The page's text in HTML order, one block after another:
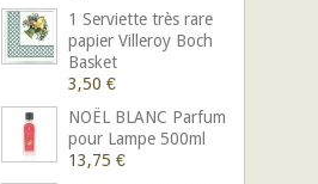
1 Serviette très rare
papier Villeroy Boch
Basket
3,50 €
NOËL BLANC Parfum
pour Lampe 500ml
13,75 €